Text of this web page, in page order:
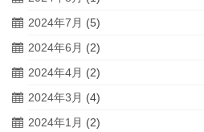
2024年7月 (5)
2024年6月 (2)
2024年4月 (2)
2024年3月 (4)
2024年1月 (2)